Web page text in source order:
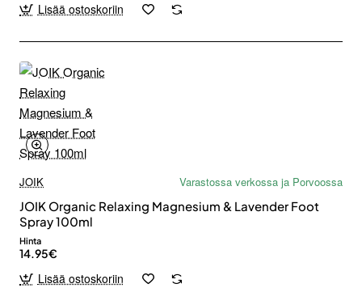
Lisää ostoskoriin
JOIK
Varastossa verkossa ja Porvoossa
JOIK Organic Relaxing Magnesium & Lavender Foot
Spray 100ml
Hinta
14.95€
Lisää ostoskoriin